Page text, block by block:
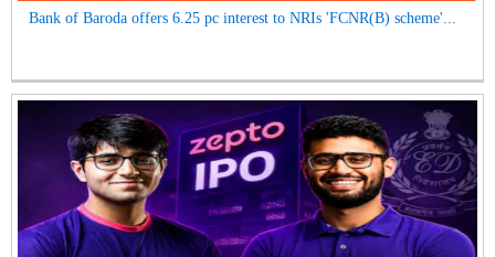
Bank of Baroda offers 6.25 pc interest to NRIs 'FCNR(B) scheme'...